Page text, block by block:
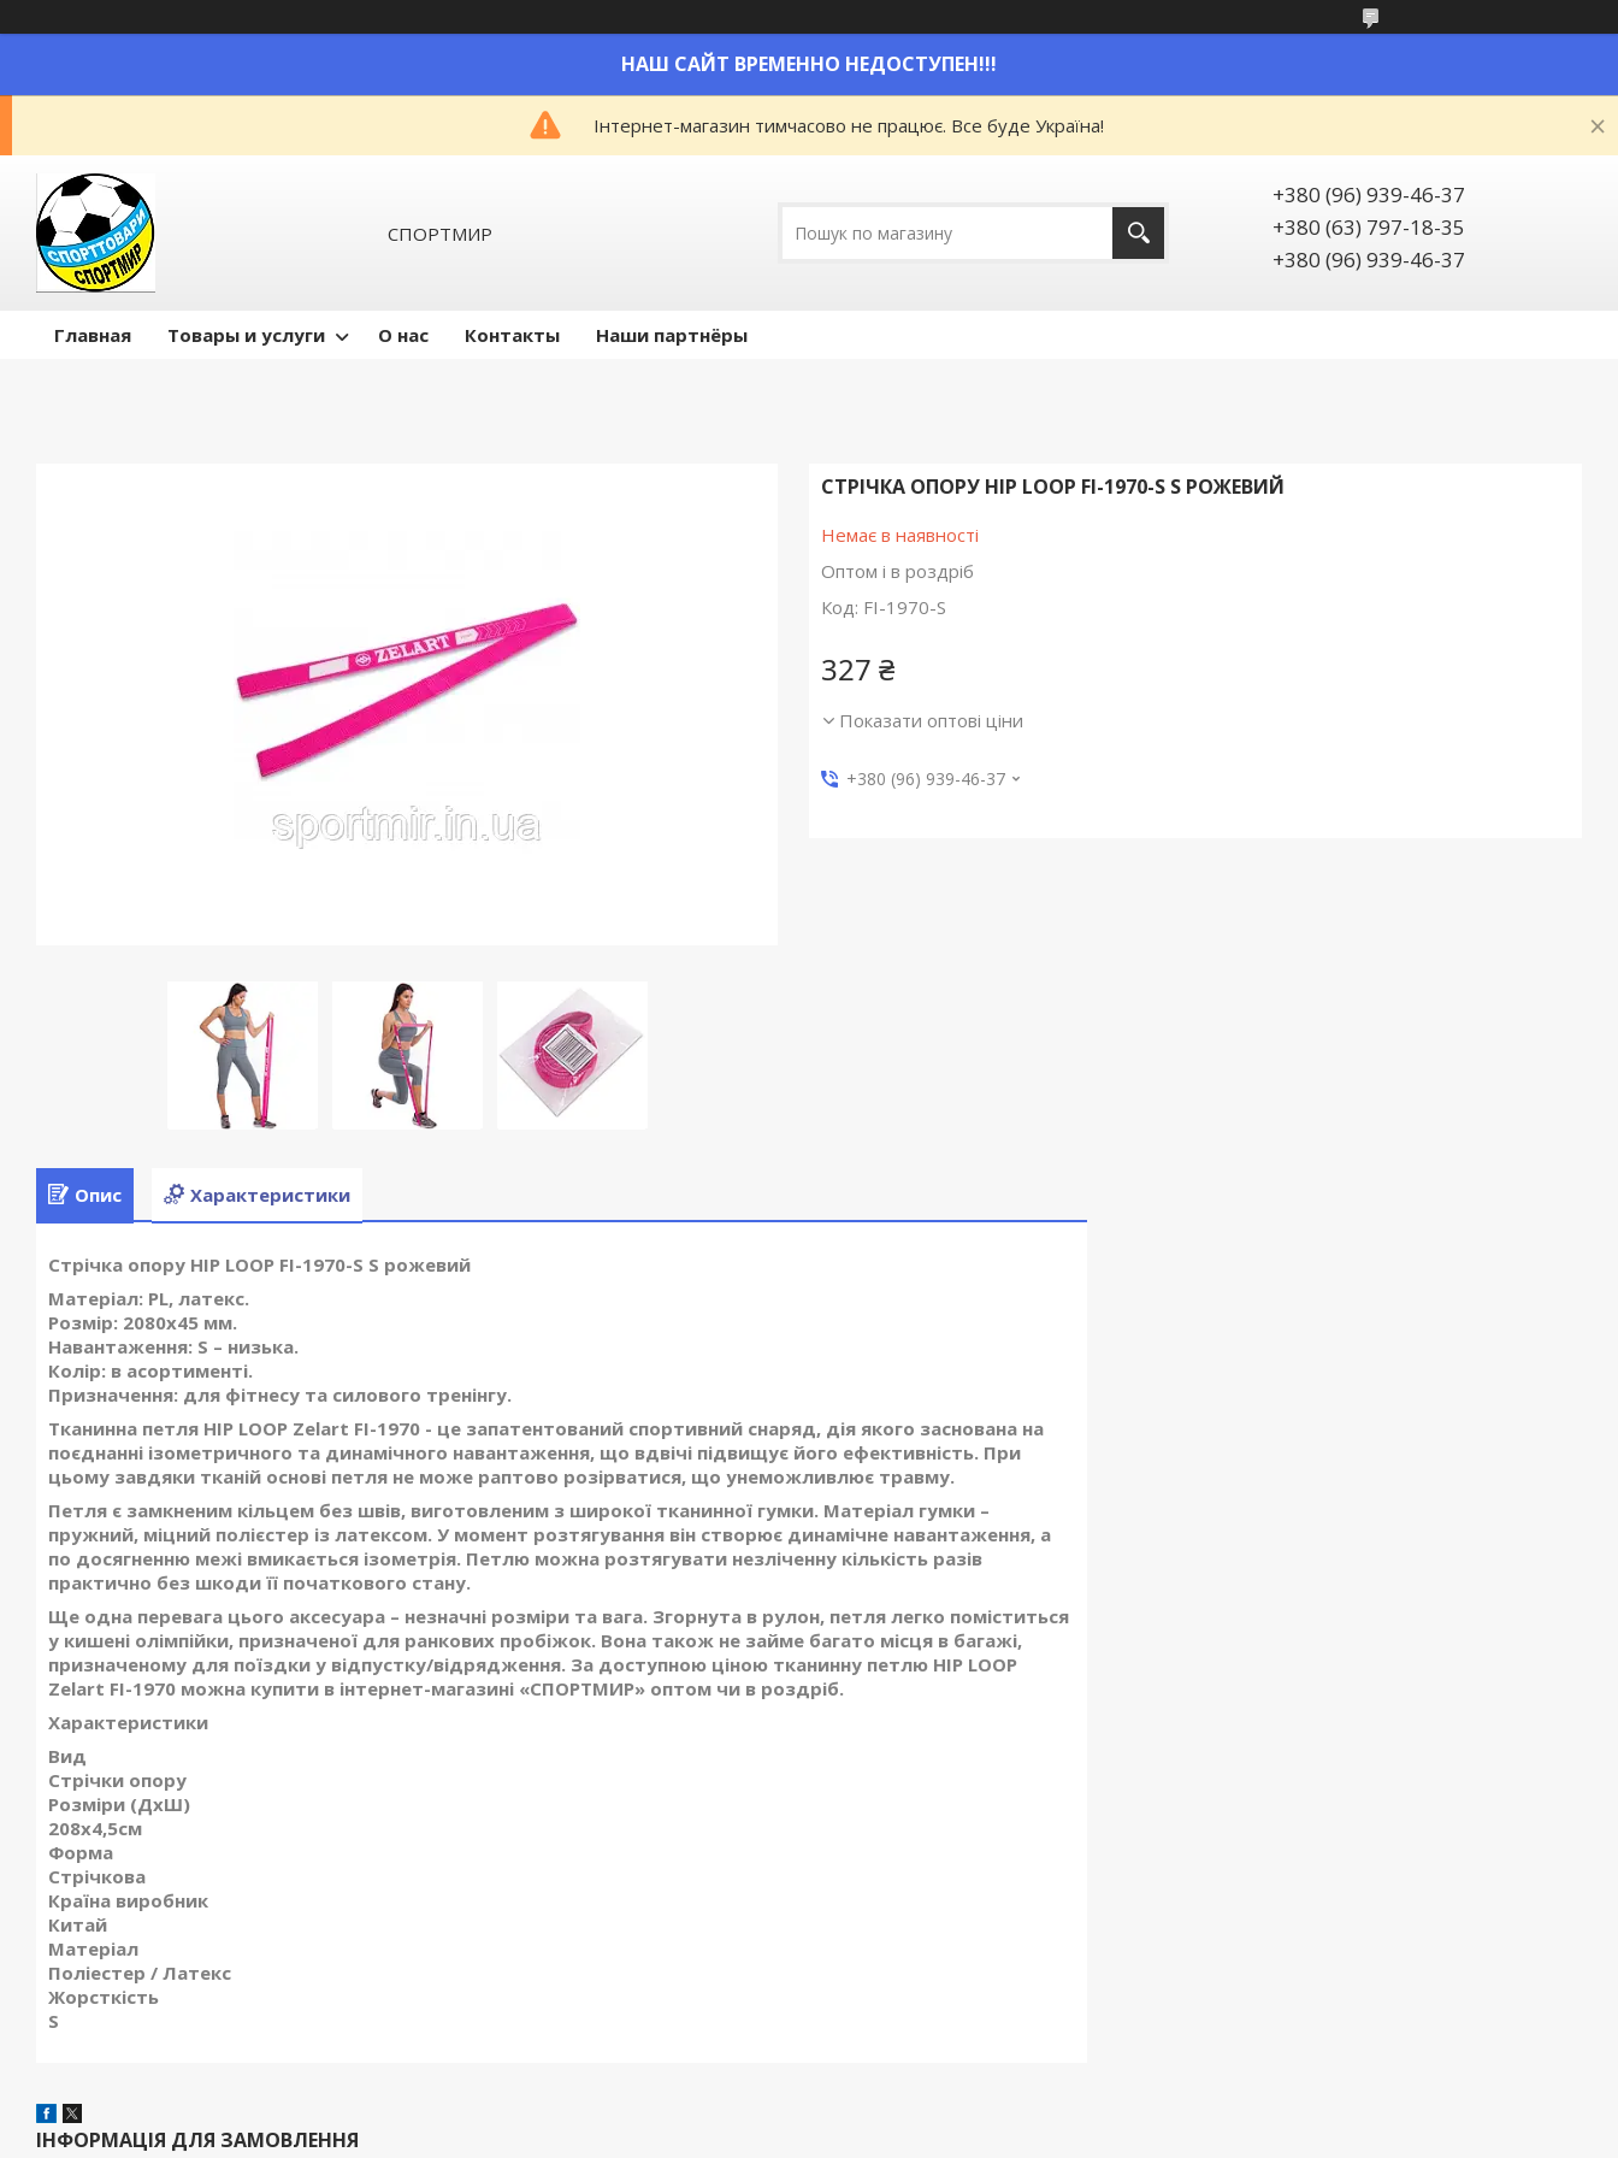
НАШ САЙТ ВРЕМЕННО НЕДОСТУПЕН!!!
Інтернет-магазин тимчасово не працює. Все буде Україна!
СПОРТМИР
+380 (96) 939-46-37
+380 (63) 797-18-35
+380 (96) 939-46-37
Главная Товары и услуги О нас Контакты Наши партнёры
СТРІЧКА ОПОРУ HIP LOOP FI-1970-S S РОЖЕВИЙ
Немає в наявності
Оптом і в роздріб
Код: FI-1970-S
327 ₴
Показати оптові ціни
+380 (96) 939-46-37
Опис Характеристики
Стрічка опору HIP LOOP FI-1970-S S рожевий
Матеріал: PL, латекс.
Розмір: 2080x45 мм.
Навантаження: S – низька.
Колір: в асортименті.
Призначення: для фітнесу та силового тренінгу.
Тканинна петля HIP LOOP Zelart FI-1970 - це запатентований спортивний снаряд, дія якого заснована на
поєднанні ізометричного та динамічного навантаження, що вдвічі підвищує його ефективність. При
цьому завдяки тканій основі петля не може раптово розірватися, що унеможливлює травму.
Петля є замкненим кільцем без швів, виготовленим з широкої тканинної гумки. Матеріал гумки –
пружний, міцний полієстер із латексом. У момент розтягування він створює динамічне навантаження, а
по досягненню межі вмикається ізометрія. Петлю можна розтягувати незліченну кількість разів
практично без шкоди її початкового стану.
Ще одна перевага цього аксесуара – незначні розміри та вага. Згорнута в рулон, петля легко поміститься
у кишені олімпійки, призначеної для ранкових пробіжок. Вона також не займе багато місця в багажі,
призначеному для поїздки у відпустку/відрядження. За доступною ціною тканинну петлю HIP LOOP
Zelart FI-1970 можна купити в інтернет-магазині «СПОРТМИР» оптом чи в роздріб.
Характеристики
Вид
Стрічки опору
Розміри (ДхШ)
208x4,5см
Форма
Стрічкова
Країна виробник
Китай
Матеріал
Поліестер / Латекс
Жорсткість
S
ІНФОРМАЦІЯ ДЛЯ ЗАМОВЛЕННЯ